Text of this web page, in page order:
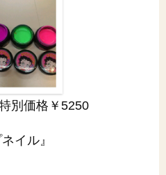
別価格￥5250
イル』